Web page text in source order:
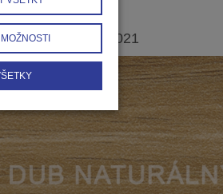
: v ponuke od r. 2021